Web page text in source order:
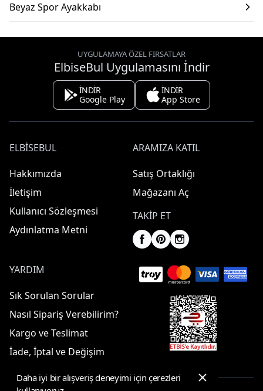
Beyaz Spor Ayakkabı
UYGULAMAYA ÖZEL FIRSATLAR
ElbiseBul Uygulamasını İndir
İNDİR
Google Play
İNDİR
App Store
ELBISEBUL
Hakkımızda
İletişim
Kullanıcı Sözleşmesi
Aydınlatma Metni
ARAMIZA KATIL
Satış Ortaklığı
Mağazanı Aç
TAKIP ET
YARDIM
Sık Sorulan Sorular
Nasıl Sipariş Verebilirim?
Kargo ve Teslimat
İade, İptal ve Değişim
Daha iyi bir alışveriş deneyimi için çerezleri